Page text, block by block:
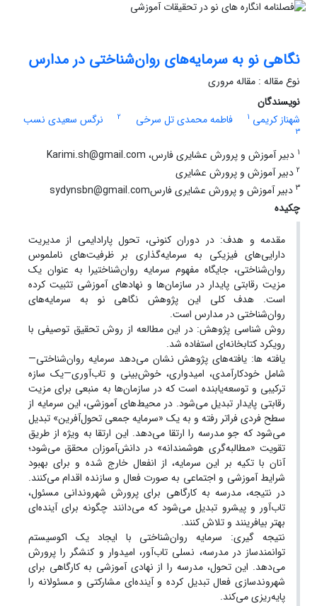
نگاهی نو به سرمایه‌های روان‌شناختی در مدارس
نوع مقاله : مقاله مروری
نویسندگان
شهناز کریمی 1 فاطمه محمدی تل سرخی 2 نرگس سعیدی نسب
3
1 دبیر آموزش و پرورش عشایری فارس، Karimi.sh@gmail.com
2 دبیر آموزش و پرورش عشایری
3 دبیر آموزش و پرورش عشایری فارسsydynsbn@gmail.com
چکیده
مقدمه و هدف: در دوران کنونی، تحول پارادایمی از مدیریت
دارایی‌های فیزیکی به سرمایه‌گذاری بر ظرفیت‌های ناملموس
روان‌شناختی، جایگاه مفهوم سرمایه روان‌شناختیرا به عنوان یک
مزیت رقابتی پایدار در سازمان‌ها و نهادهای آموزشی تثبیت کرده
است. هدف کلی این پژوهش نگاهی نو به سرمایه‌های
روان‌شناختی در مدارس است.
روش شناسی پژوهش: در این مطالعه از روش تحقیق توصیفی با
رویکرد کتابخانه‌ای استفاده شد.
یافته ها: یافته‌های پژوهش نشان می‌دهد سرمایه روان‌شناختی—
شامل خودکارآمدی، امیدواری، خوش‌بینی و تاب‌آوری—یک سازه
ترکیبی و توسعه‌یابنده است که در سازمان‌ها به منبعی برای مزیت
رقابتی پایدار تبدیل می‌شود. در محیط‌های آموزشی، این سرمایه از
سطح فردی فراتر رفته و به یک «سرمایه جمعی تحول‌آفرین» تبدیل
می‌شود که جو مدرسه را ارتقا می‌دهد. این ارتقا به ویژه از طریق
تقویت «مطالبه‌گری هوشمندانه» در دانش‌آموزان محقق می‌شود؛
آنان با تکیه بر این سرمایه، از انفعال خارج شده و برای بهبود
شرایط آموزشی و اجتماعی به صورت فعال و سازنده اقدام می‌کنند.
در نتیجه، مدرسه به کارگاهی برای پرورش شهروندانی مسئول،
تاب‌آور و پیشرو تبدیل می‌شود که می‌دانند چگونه برای آینده‌ای
بهتر بیافرینند و تلاش کنند.
نتیجه گیری: سرمایه روان‌شناختی با ایجاد یک اکوسیستم
توانمندساز در مدرسه، نسلی تاب‌آور، امیدوار و کنشگر را پرورش
می‌دهد. این تحول، مدرسه را از نهادی آموزشی به کارگاهی برای
شهروندسازی فعال تبدیل کرده و آینده‌ای مشارکتی و مسئولانه را
پایه‌ریزی می‌کند.